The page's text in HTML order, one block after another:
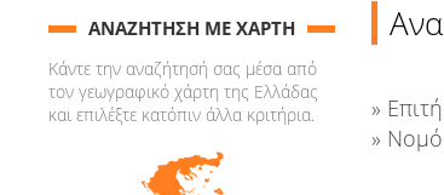
»
»
ΑΝΑΖΗΤΗΣΗ ΜΕ ΧΑΡΤΗ
Κάντε την αναζήτησή σας μέσα από
τον γεωγραφικό χάρτη της Ελλάδας
και επιλέξτε κατόπιν άλλα κριτήρια.